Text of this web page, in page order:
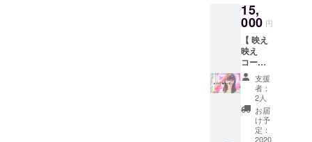
内容な
どはお
受けで
きませ
ん ※公
共の場
所で面
会しま
間 : 2時
間 場所
: 北千住
より1時
間以内
※飲食店
に入る
場合
は、そ
こでの
費用も
ご負担
のご予
約です
が ここ
では事
前にレ
ンタル
の予約
をする
ことが
できま
す◎ ・
デート
15,
000 円
【 映え
映え
コース
券 】 ■
男女問
わず依
頼が多
いのが
「１人
支援
者：
2人
お届
け予
定：
2020